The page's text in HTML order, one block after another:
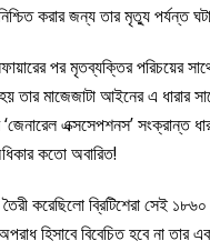
করার জন্য তার মৃত্যু পর্যন্ত
পর মৃতব্যক্তির পরিচয়ের
হয় তার মাজেজাটা আইনের এ
এক্সসেপশনস’ সংক্রান্ত
কতো অবারিত!
করেছিলো ব্রিটিশেরা সেই
হিসাবে বিবেচিত হবে না তার